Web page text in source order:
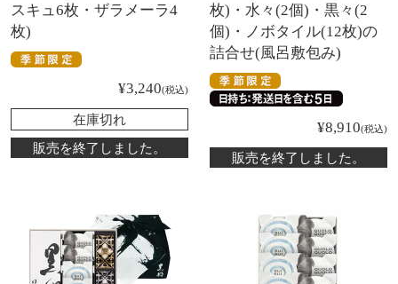
スキュ6枚・ザラメーラ4
枚)
¥3,240 税込
在庫切れ
販売を終了しました。
枚)・水々(2個)・黒々(2
個)・ノボタイル(12枚)の
詰合せ(風呂敷包み)
¥8,910 税込
販売を終了しました。